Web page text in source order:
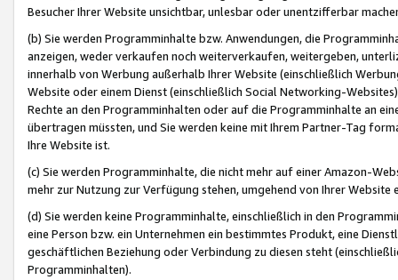
Besucher Ihrer Website unsichtbar, unlesbar oder unentzifferbar
(b) Sie werden Programminhalte bzw. Anwendungen, die
anzeigen, weder verkaufen noch weiterverkaufen, weitergeben,
innerhalb von Werbung außerhalb Ihrer Website (einschließlich
Website oder einem Dienst (einschließlich Social Networking-
Rechte an den Programminhalten oder auf die Programminhalte an
übertragen müssten, und Sie werden keine mit Ihrem Partner-Tag
Ihre Website ist.
(c) Sie werden Programminhalte, die nicht mehr auf einer Amazon-
mehr zur Nutzung zur Verfügung stehen, umgehend von Ihrer
(d) Sie werden keine Programminhalte, einschließlich in den
eine Person bzw. ein Unternehmen ein bestimmtes Produkt, eine
geschäftlichen Beziehung oder Verbindung zu diesen steht
Programminhalten).